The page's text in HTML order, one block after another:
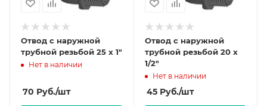
Отвод с наружной
трубной резьбой 25 х 1"
Нет в наличии
70 Руб./шт
Отвод с наружной
трубной резьбой 20 х
1/2"
Нет в наличии
45Руб./шт